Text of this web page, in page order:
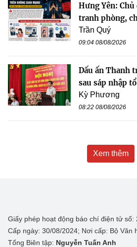
Hưng Yên:
tranh phòng,
Trần Quý
09:04 08/08/2026
Dấu ấn Thanh
sau sáp nhập
Kỳ Phương
08:22 08/08/2026
Xem thêm
Giấy phép hoạt động báo chí điện tử số:
Cấp ngày: 30/08/2024; Nơi cấp: Bộ Văn
Tổng Biên tập: Nguyễn Tuấn Anh